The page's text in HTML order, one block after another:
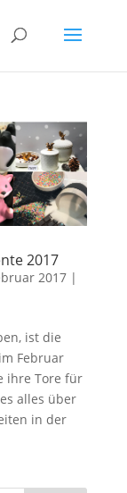
2017
2017|
ist die
Februar
ihre Tore für
alles über
in der